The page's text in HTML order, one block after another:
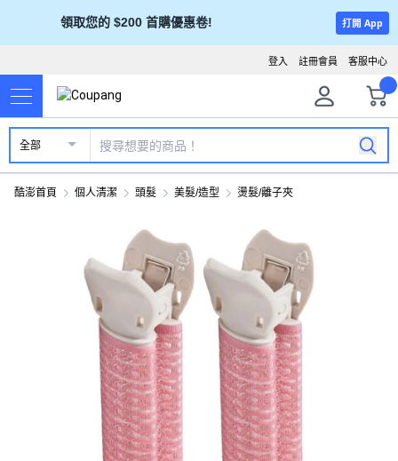
領取您的 $200 首購優惠卷! 打開 App
客服中心
註冊會員
登入
全部
酷澎首頁 個人清潔 頭髮 美髮/造型 燙髮/離子夾